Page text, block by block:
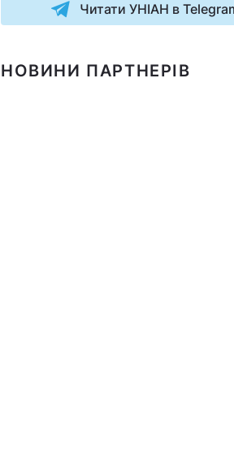
Читати УНІАН в
НОВИНИ ПАРТНЕРІВ